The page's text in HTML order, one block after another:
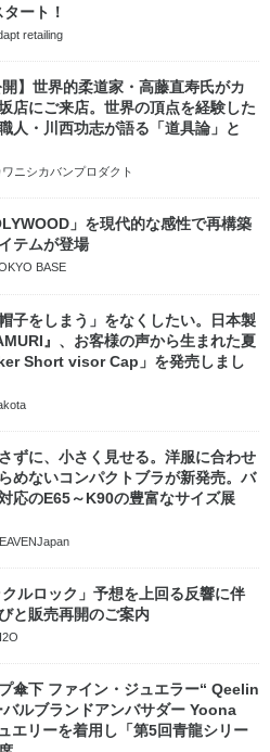
ート！
retailing
】世界的柔道家・高藤直寿氏がカ
店にご来店。世界の頂点を経験した
人・川西功志が語る「道具論」と
ニシカバンプロダクト
」を現代的な感性で再構築
テムが登場
BASE
子をしまう」をなくしたい。日本製
』、お客様の声から生まれた夏
Short visor Cap」を発売しまし
ずに、小さく見せる。洋服に合わせ
めないコンパクトブラが新発売。バ
応のE65～K90の豊富なサイズ展
クルロック」予想を上回る反響に伴
と販売再開のご案内
傘下 ファイン・ジュエラー“ Qeelin
ルブランドアンバサダー Yoona
エリーを着用し「第5回青龍シリー